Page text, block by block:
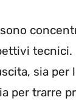
sono
tecnici.
sia per
per trarre